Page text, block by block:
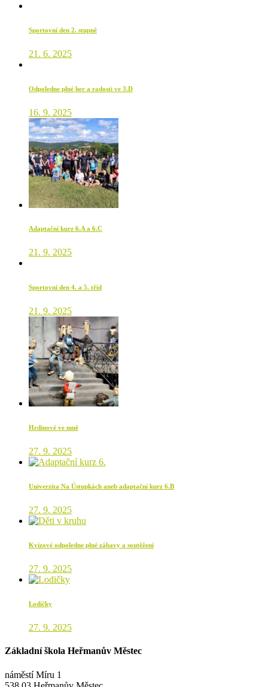
Sportovní den 2. stupně
21. 6. 2025
Odpoledne plné her a radosti ve 3.D
16. 9. 2025
Adaptační kurz 6.A a 6.C
21. 9. 2025
Sportovní den 4. a 5. tříd
21. 9. 2025
Hrdinové ve mně
27. 9. 2025
Univerzita Na Ústupkách aneb adaptační kurz 6.B
27. 9. 2025
Kvízové odpoledne plné zábavy a soutěžení
27. 9. 2025
Lodičky
27. 9. 2025
Základní škola Heřmanův Městec
náměstí Míru 1